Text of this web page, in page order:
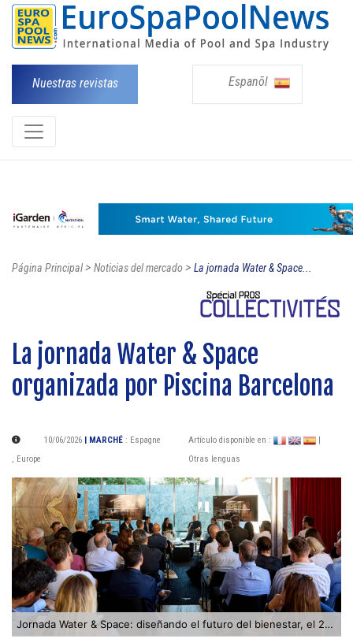
Nuestras revistas Espanõl
Página Principal> Noticias del mercado > La jornada Water & Space...
La jornada Water & Space
organizada por Piscina Barcelona
10/06/2026 | MARCHÉ : Espagne
, Europe
Artículo disponible en :
Otras lenguas
Jornada Water & Space: diseñando el futuro del bienestar, el 27 de Mayo